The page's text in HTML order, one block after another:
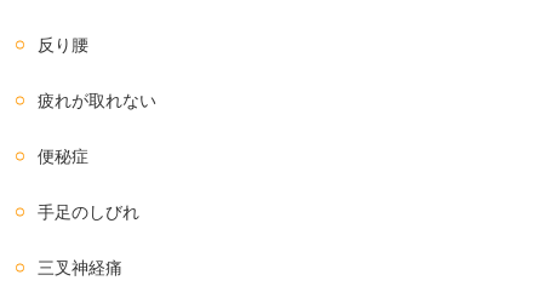
反り腰
疲れが取れない
便秘症
手足のしびれ
三叉神経痛